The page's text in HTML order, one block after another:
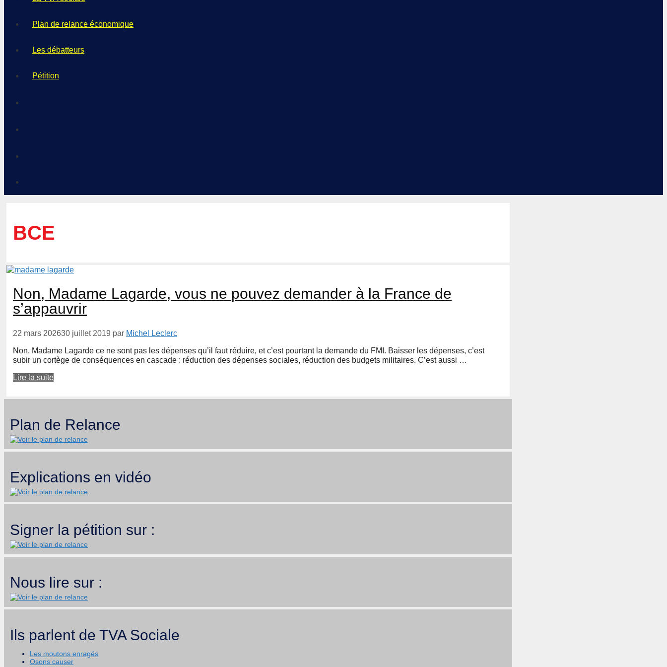
Plan de relance économique
Les débatteurs
Pétition
BCE
Non, Madame Lagarde, vous ne pouvez demander à la France de
s’appauvrir
22 mars 202630 juillet 2019 par Michel Leclerc
Non, Madame Lagarde ce ne sont pas les dépenses qu’il faut réduire, et c’est pourtant la demande du FMI. Baisser les dépenses, c’est
subir un cortège de conséquences en cascade : réduction des dépenses sociales, réduction des budgets militaires. C’est aussi …
Lire la suite
Plan de Relance
Explications en vidéo
Signer la pétition sur :
Nous lire sur :
Ils parlent de TVA Sociale
Les moutons enragés
Osons causer